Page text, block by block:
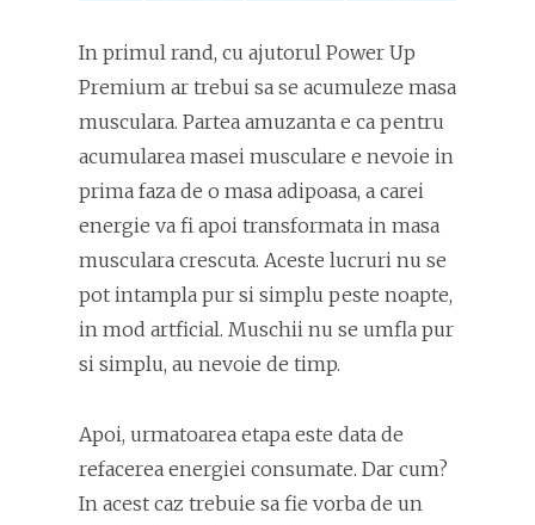
In primul rand, cu ajutorul Power Up
Premium ar trebui sa se acumuleze masa
musculara. Partea amuzanta e ca pentru
acumularea masei musculare e nevoie in
prima faza de o masa adipoasa, a carei
energie va fi apoi transformata in masa
musculara crescuta. Aceste lucruri nu se
pot intampla pur si simplu peste noapte,
in mod artficial. Muschii nu se umfla pur
si simplu, au nevoie de timp.
Apoi, urmatoarea etapa este data de
refacerea energiei consumate. Dar cum?
In acest caz trebuie sa fie vorba de un